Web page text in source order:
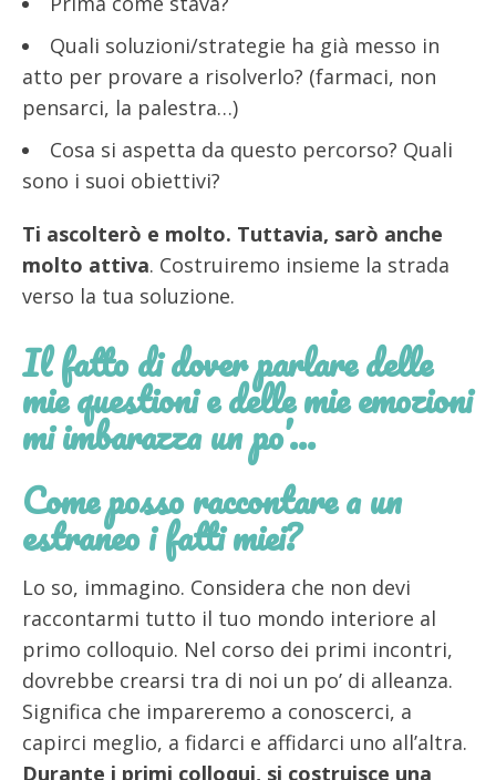
Quali soluzioni/strategie ha già messo in
atto per provare a risolverlo? (farmaci, non
pensarci, la palestra…)
Cosa si aspetta da questo percorso? Quali
sono i suoi obiettivi?
Ti ascolterò e molto. Tuttavia, sarò anche
molto attiva. Costruiremo insieme la strada
verso la tua soluzione.
Il fatto di dover parlare delle
mie questioni e delle mie emozioni
mi imbarazza un po’…
Come posso raccontare a un
estraneo i fatti miei?
Lo so, immagino. Considera che non devi
raccontarmi tutto il tuo mondo interiore al
primo colloquio. Nel corso dei primi incontri,
dovrebbe crearsi tra di noi un po’ di alleanza.
Significa che impareremo a conoscerci, a
capirci meglio, a fidarci e affidarci uno all’altra.
Durante i primi colloqui, si costruisce una